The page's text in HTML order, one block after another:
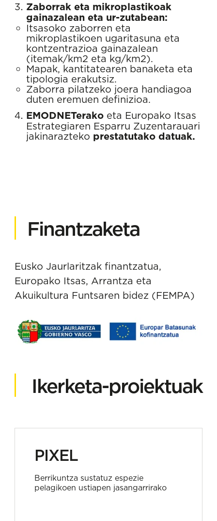
Zaborrak eta mikroplastikoak
gainazalean eta ur-zutabean:
Itsasoko zaborren eta
mikroplastikoen ugaritasuna eta
kontzentrazioa gainazalean
(itemak/km2 eta kg/km2).
Mapak, kantitatearen banaketa eta
tipologia erakutsiz.
Zaborra pilatzeko joera handiagoa
duten eremuen definizioa.
EMODNETerako eta Europako Itsas
Estrategiaren Esparru Zuzentarauari
jakinarazteko prestatutako datuak.
Finantzaketa
Eusko Jaurlaritzak finantzatua,
Europako Itsas, Arrantza eta
Akuikultura Funtsaren bidez (FEMPA)
Ikerketa-proiektuak
PIXEL
Berrikuntza sustatuz espezie
pelagikoen ustiapen jasangarrirako